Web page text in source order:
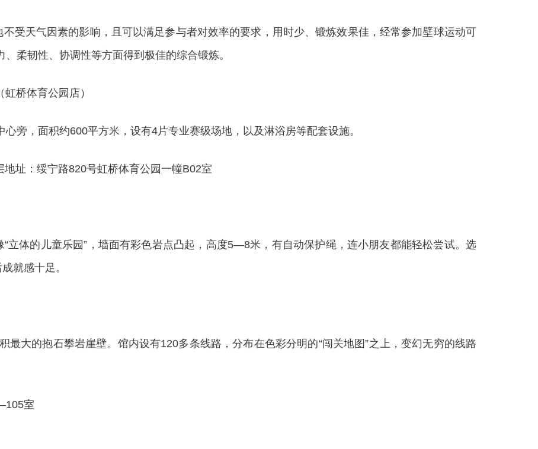
受天气因素的影响，且可以满足参与者对效率的要求，用时少、锻炼效果佳，经常参加壁球运动可
柔韧性、协调性等方面得到极佳的综合锻炼。
桥体育公园店）
，面积约600平方米，设有4片专业赛级场地，以及淋浴房等配套设施。
址：绥宁路820号虹桥体育公园一幢B02室
体的儿童乐园”，墙面有彩色岩点凸起，高度5—8米，有自动保护绳，连小朋友都能轻松尝试。选
就感十足。
大的抱石攀岩崖壁。馆内设有120多条线路，分布在色彩分明的“闯关地图”之上，变幻无穷的线路
室